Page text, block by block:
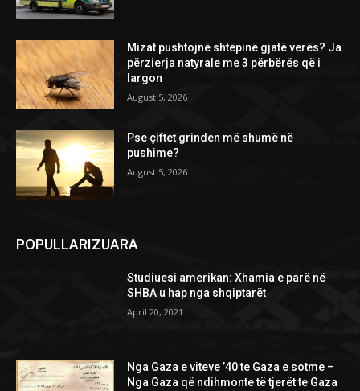
Mizat pushtojnë shtëpinë gjatë verës? Ja
përzierja natyrale me 3 përbërës që i
largon
August 5, 2026
Pse çiftet grinden më shumë në
pushime?
August 5, 2026
POPULLARIZUARA
Studiuesi amerikan: Xhamia e parë në
SHBA u hap nga shqiptarët
April 20, 2021
Nga Gaza e viteve ’40 te Gaza e sotme –
Nga Gaza që ndihmonte të tjerët te Gaza